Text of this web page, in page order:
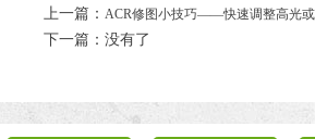
上一篇： ACR修图小技巧——快速调整高光或
下一篇：没有了